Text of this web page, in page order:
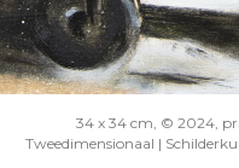
34 x 34 cm, © 2024,
Tweedimensionaal |